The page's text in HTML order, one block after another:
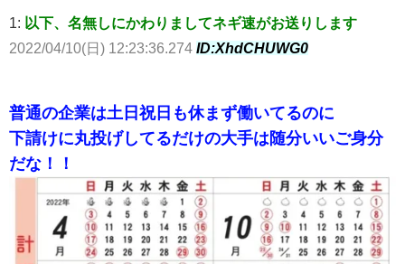
1: 以下、名無しにかわりましてネギ速がお送りします
2022/04/10(日) 12:23:36.274 ID:XhdCHUWG0
普通の企業は土日祝日も休まず働いてるのに
下請けに丸投げしてるだけの大手は随分いいご身分
だな！！